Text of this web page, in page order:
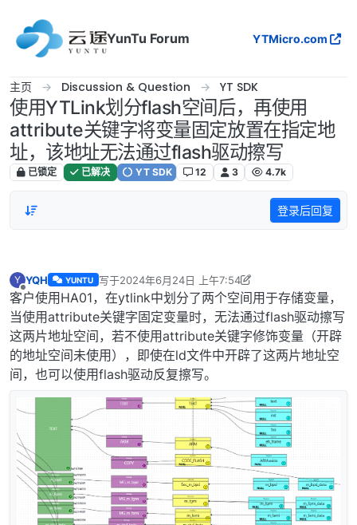
YunTu Forum
YTMicro.com
主页 Discussion & Question YT SDK
使用YTLink划分flash空间后，再使用
attribute关键字将变量固定放置在指定地
址，该地址无法通过flash驱动擦写
已锁定 已解决 YT SDK 12 3 4.7k
登录后回复
Y
离线
YQH YUNTU 写于2024年6月24日 上午7:54
最后由 YQH 编辑2024年6月24日 下午4:25
客户使用HA01，在ytlink中划分了两个空间用于存储变量，
当使用attribute关键字固定变量时，无法通过flash驱动擦写
这两片地址空间，若不使用attribute关键字修饰变量（开辟
的地址空间未使用），即使在ld文件中开辟了这两片地址空
间，也可以使用flash驱动反复擦写。